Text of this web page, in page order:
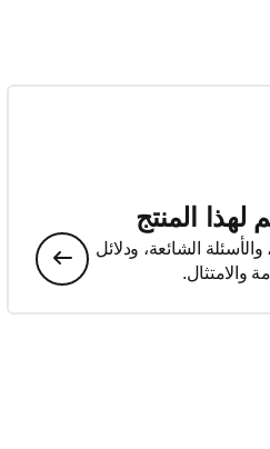
المنتج
الشائعة، ودلائل
والامتثال.